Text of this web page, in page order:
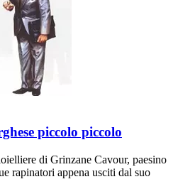
piccolo piccolo
di Grinzane Cavour, paesino
rapinatori appena usciti dal suo